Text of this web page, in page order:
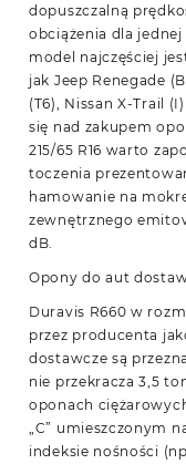
dopuszczalną
obciążenia dla
model najczęściej
jak Jeep Renegade
(T6), Nissan X-Trail
się nad zakupem
215/65 R16 warto
toczenia
hamowanie na
zewnętrznego
dB.
Opony do aut
Duravis R660 w
przez producenta
dostawcze są
nie przekracza 3,5
oponach
„C” umieszczonym
indeksie nośności